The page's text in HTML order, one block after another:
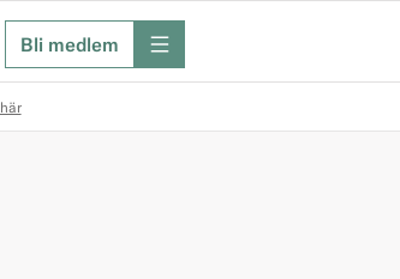
Bli medlem meny